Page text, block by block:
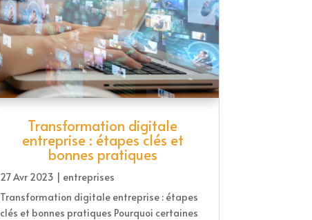
Transformation digitale
entreprise : étapes clés et
bonnes pratiques
27 Avr 2023 | entreprises
Transformation digitale entreprise : étapes
clés et bonnes pratiques Pourquoi certaines